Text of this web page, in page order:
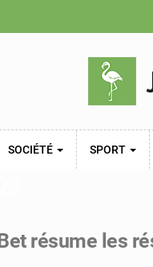
SOCIÉTÉ SPORT
résume les